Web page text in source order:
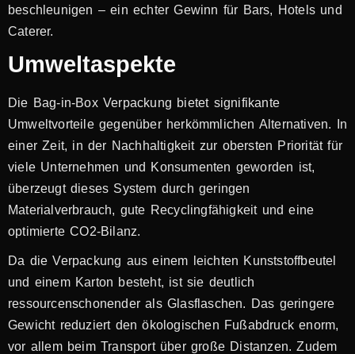
beschleunigen – ein echter Gewinn für Bars, Hotels und
Caterer.
Umweltaspekte
Die Bag-in-Box Verpackung bietet signifikante
Umweltvorteile gegenüber herkömmlichen Alternativen. In
einer Zeit, in der Nachhaltigkeit zur obersten Priorität für
viele Unternehmen und Konsumenten geworden ist,
überzeugt dieses System durch geringen
Materialverbrauch, gute Recyclingfähigkeit und eine
optimierte CO2-Bilanz.
Da die Verpackung aus einem leichten Kunststoffbeutel
und einem Karton besteht, ist sie deutlich
ressourcenschonender als Glasflaschen. Das geringere
Gewicht reduziert den ökologischen Fußabdruck enorm,
vor allem beim Transport über große Distanzen. Zudem